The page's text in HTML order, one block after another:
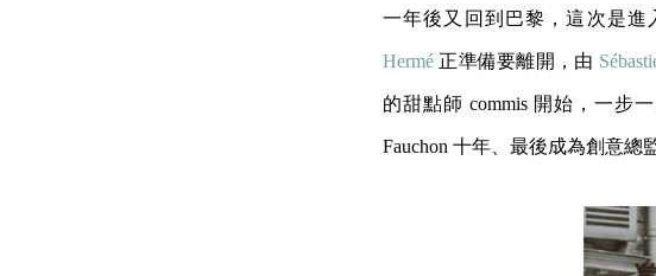
一年後又回到巴黎，這次是進
Hermé 正準備要離開，由
的甜點師 commis 開始，一步
Fauchon 十年、最後成為創意總